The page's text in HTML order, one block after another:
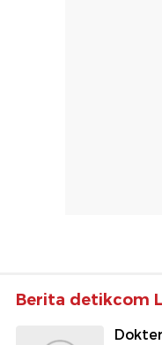
Berita detikcom